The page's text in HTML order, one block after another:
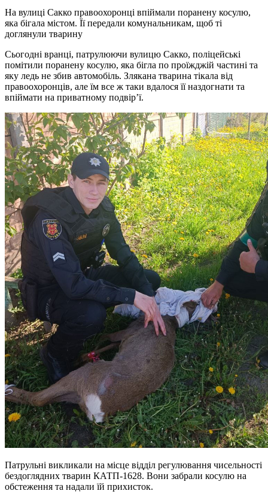
На вулиці Сакко правоохоронці впіймали поранену косулю,
яка бігала містом. Її передали комунальникам, щоб ті
доглянули тварину
Сьогодні вранці, патрулюючи вулицю Сакко, поліцейські
помітили поранену косулю, яка бігла по проїжджій частині та
яку ледь не збив автомобіль. Злякана тварина тікала від
правоохоронців, але їм все ж таки вдалося її наздогнати та
впіймати на приватному подвір’ї.
Патрульні викликали на місце відділ регулювання чисельності
бездоглядних тварин КАТП-1628. Вони забрали косулю на
обстеження та надали їй прихисток.